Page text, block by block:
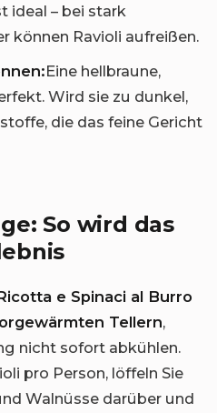
ideal – bei stark
können Ravioli aufreißen.
Eine hellbraune,
Wird sie zu dunkel,
die das feine Gericht
So wird das
e Spinaci al Burro
Tellern,
nicht sofort abkühlen.
pro Person, löffeln Sie
Walnüsse darüber und